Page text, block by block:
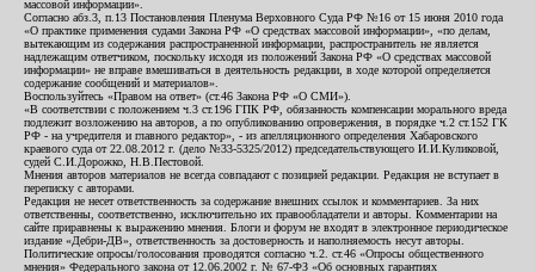
массовой информации».
Согласно абз.3, п.13 Постановления Пленума Верховного Суда РФ №16 от 15 июня 2010 года
«О практике применения судами Закона РФ «О средствах массовой информации», «по делам,
вытекающим из содержания распространенной информации, распространитель не является
надлежащим ответчиком, поскольку исходя из положений Закона РФ «О средствах массовой
информации» не вправе вмешиваться в деятельность редакции, в ходе которой определяется
содержание сообщений и материалов».
Воспользуйтесь «Правом на ответ» (ст.46 Закона РФ «О СМИ»).
«В соответствии с положением ч.3 ст.196 ГПК РФ, обязанность компенсации морального вреда
подлежит возложению на авторов, а по опубликованию опровержения, в порядке ч.2 ст.152 ГК
РФ - на учредителя и главного редактор», - из апелляционного определения Хабаровского
краевого суда от 22.08.2012 г. (дело №33-5325/2012) председательствующего И.И.Куликовой,
судей С.И.Дорожко, Н.В.Пестовой.
Мнения авторов материалов не всегда совпадают с позицией редакции. Редакция не вступает в
переписку с авторами.
Редакция не несет ответственность за содержание внешних ссылок и комментариев. За них
ответственны, соответственно, исключительно их правообладатели и авторы. Комментарии на
сайте приравнены к выражению мнения. Блоги и форум не входят в электронное периодическое
издание «Дебри-ДВ», ответственность за достоверность и наполняемость несут авторы.
Политические опросы/голосования проводятся согласно ч.2. ст.46 «Опросы общественного
мнения» Федерального закона от 12.06.2002 г. № 67-ФЗ «Об основных гарантиях